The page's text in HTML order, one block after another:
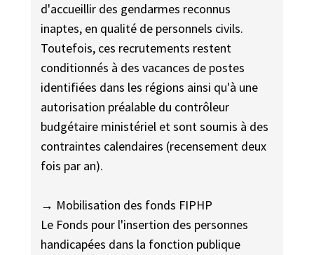
d'accueillir des gendarmes reconnus
inaptes, en qualité de personnels civils.
Toutefois, ces recrutements restent
conditionnés à des vacances de postes
identifiées dans les régions ainsi qu'à une
autorisation préalable du contrôleur
budgétaire ministériel et sont soumis à des
contraintes calendaires (recensement deux
fois par an).
→ Mobilisation des fonds FIPHP
Le Fonds pour l'insertion des personnes
handicapées dans la fonction publique